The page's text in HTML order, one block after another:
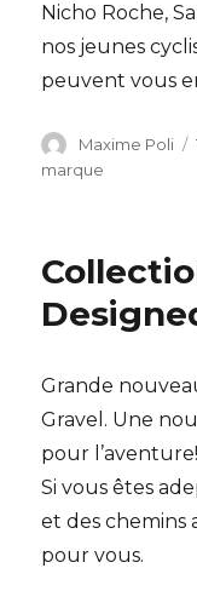
Nicho Roche,
nos jeunes
peuvent vous
Auteur
Maxime Poli
marque
Grande
Gravel. Une
pour l’aventure!
Si vous êtes
et des chemins
pour vous.